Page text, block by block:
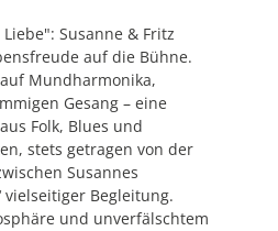
Susanne & Fritz
auf die Bühne.
Mundharmonika,
Gesang – eine
Folk, Blues und
stets getragen von der
Susannes
vielseitiger Begleitung.
und unverfälschtem